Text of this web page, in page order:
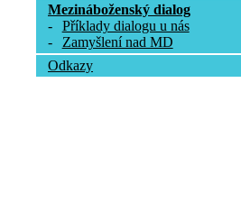
Mezináboženský dialog
-
Příklady dialogu u nás
-
Zamyšlení nad MD
Odkazy